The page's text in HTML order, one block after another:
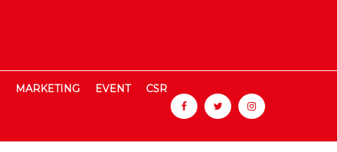
MARKETING EVENT CSR